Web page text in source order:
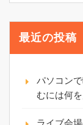
最近の投稿
パソコン
むには何
ライブ会